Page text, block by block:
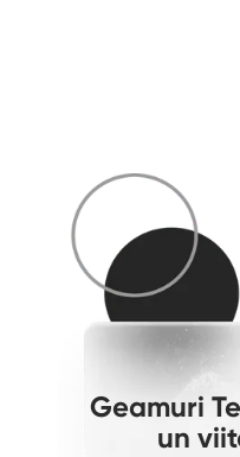
Geamuri
un